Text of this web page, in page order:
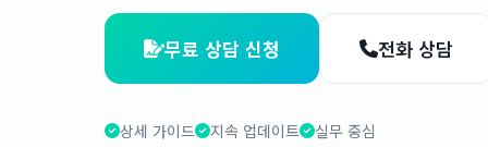
무료 상담 신청 전화 상담
상세 가이드 지속 업데이트 실무 중심